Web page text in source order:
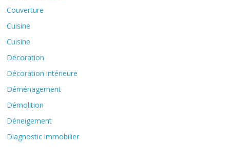
Couverture
Cuisine
Cuisine
Décoration
Décoration intérieure
Déménagement
Démolition
Déneigement
Diagnostic immobilier